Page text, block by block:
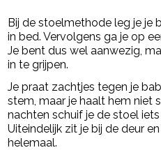
Bij de stoelmethode leg je je
in bed. Vervolgens ga je op
Je bent dus wel aanwezig,
in te grijpen.
Je praat zachtjes tegen je
stem, maar je haalt hem niet
nachten schuif je de stoel
Uiteindelijk zit je bij de deur
helemaal.